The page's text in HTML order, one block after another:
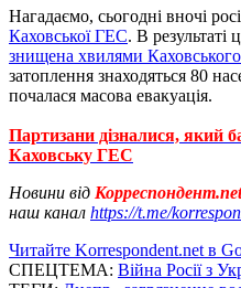
Нагадаємо, сьогодні вночі
Каховської ГЕС. В результаті
знищена хвилями
затоплення знаходяться 80
почалася масова евакуація.
Партизани дізналися, який
Каховську ГЕС
Новини від
наш канал https://t.me/
Читайте Korrespondent.net в
СПЕЦТЕМА: Війна Росії з